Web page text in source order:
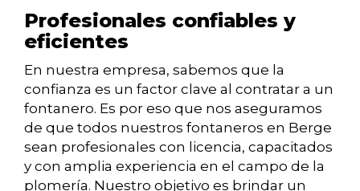
Profesionales confiables y
eficientes
En nuestra empresa, sabemos que la
confianza es un factor clave al contratar a un
fontanero. Es por eso que nos aseguramos
de que todos nuestros fontaneros en Berge
sean profesionales con licencia, capacitados
y con amplia experiencia en el campo de la
plomería. Nuestro objetivo es brindar un